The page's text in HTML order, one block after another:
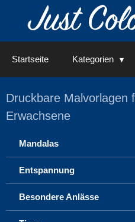
Startseite Kategorien
Druckbare Malvorlagen
Erwachsene
Mandalas
Entspannung
Besondere Anlässe